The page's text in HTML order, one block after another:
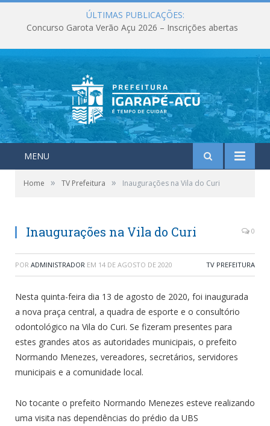
ÚLTIMAS PUBLICAÇÕES:
Concurso Garota Verão Açu 2026 – Inscrições abertas
MENU
Home » TV Prefeitura » Inaugurações na Vila do Curi
Inaugurações na Vila do Curi 0
POR ADMINISTRADOR EM 14 DE AGOSTO DE 2020 TV PREFEITURA
Nesta quinta-feira dia 13 de agosto de 2020, foi inaugurada
a nova praça central, a quadra de esporte e o consultório
odontológico na Vila do Curi. Se fizeram presentes para
estes grandes atos as autoridades municipais, o prefeito
Normando Menezes, vereadores, secretários, servidores
municipais e a comunidade local.
No tocante o prefeito Normando Menezes esteve realizando
uma visita nas dependências do prédio da UBS